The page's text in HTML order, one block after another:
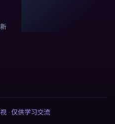
· 仅供学习交流